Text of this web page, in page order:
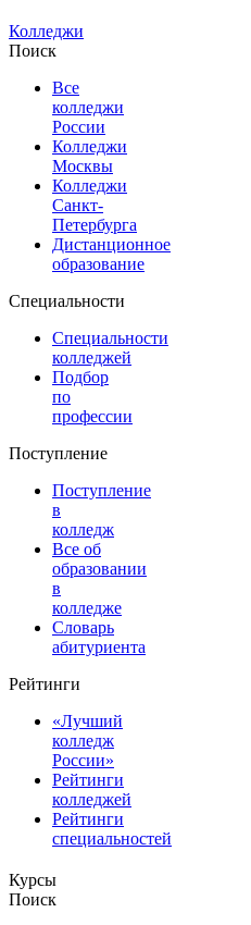
Колледжи
Поиск
Все
колледжи
России
Колледжи
Москвы
Колледжи
Санкт-
Петербурга
Дистанционное
образование
Специальности
Специальности
колледжей
Подбор
по
профессии
Поступление
Поступление
в
колледж
Все об
образовании
в
колледже
Словарь
абитуриента
Рейтинги
«Лучший
колледж
России»
Рейтинги
колледжей
Рейтинги
специальностей
Курсы
Поиск